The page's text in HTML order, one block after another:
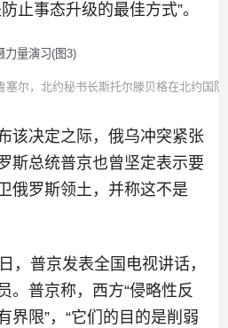
止事态升级的最佳方式”。
塞尔，北约秘书长斯托尔滕贝格在北约国
该决定之际，俄乌冲突紧张
斯总统普京也曾坚定表示要
俄罗斯领土，并称这不是
，普京发表全国电视讲话，
。普京称，西方“侵略性反
界限”，“它们的目的是削弱